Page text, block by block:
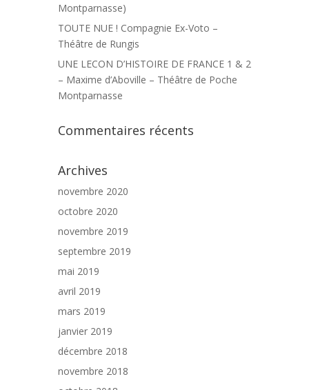
Montparnasse)
TOUTE NUE ! Compagnie Ex-Voto –
Théâtre de Rungis
UNE LECON D’HISTOIRE DE FRANCE 1 & 2
– Maxime d’Aboville – Théâtre de Poche
Montparnasse
Commentaires récents
Archives
novembre 2020
octobre 2020
novembre 2019
septembre 2019
mai 2019
avril 2019
mars 2019
janvier 2019
décembre 2018
novembre 2018